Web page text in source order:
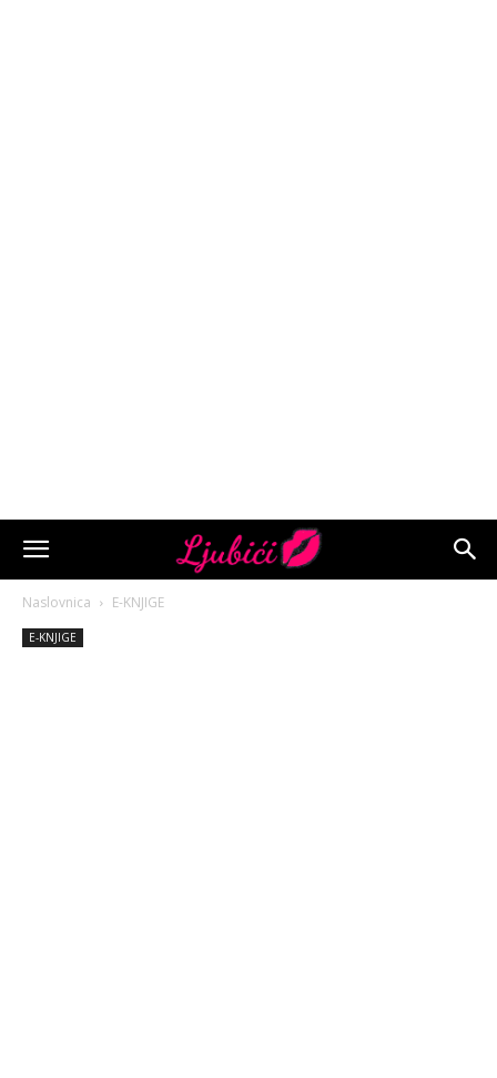
Naslovnica E-KNJIGE
E-KNJIGE